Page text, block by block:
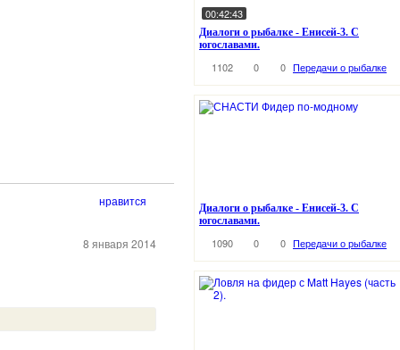
нравится
8 января 2014
00:42:43
Диалоги о рыбалке - Енисей-3. С
югославами.
1102 0 0 Передачи о рыбалке
Диалоги о рыбалке - Енисей-3. С
югославами.
1090 0 0 Передачи о рыбалке